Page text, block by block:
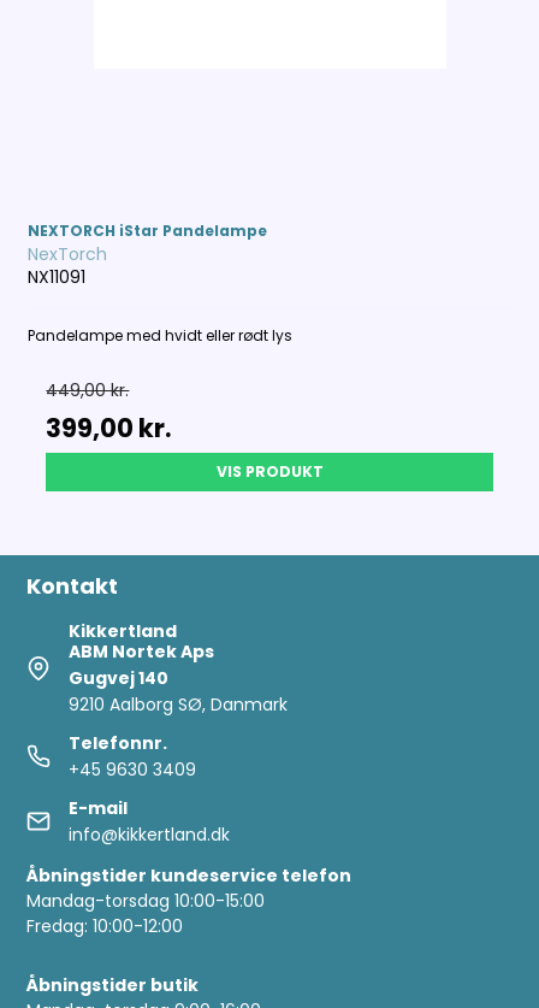
NEXTORCH iStar Pandelampe
NexTorch
NX11091
Pandelampe med hvidt eller rødt lys
449,00 kr.
399,00 kr.
VIS PRODUKT
Kontakt
Kikkertland
ABM Nortek Aps
Gugvej 140
9210 Aalborg SØ, Danmark
Telefonnr.
+45 9630 3409
E-mail
info@kikkertland.dk
Åbningstider kundeservice telefon
Mandag-torsdag 10:00-15:00
Fredag: 10:00-12:00
Åbningstider butik